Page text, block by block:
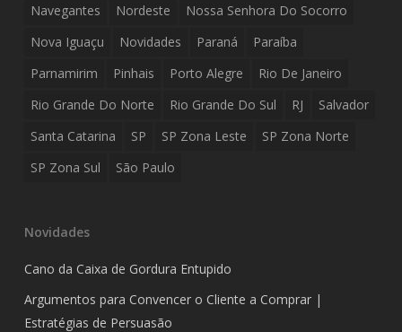
Navegantes
Nordeste
Nossa Senhora Do Socorro
Nova Iguaçu
Novidades Paraná
Paraíba
Parnamirim
Pinhais Porto Alegre
Rio De Janeiro
Rio Grande Do Norte
Rio Grande Do Sul RJ
Salvador
Santa Catarina
SP SP Zona Leste
SP Zona Norte
SP Zona Sul
São Paulo
Novidades
Cano da Caixa de Gordura Entupido
Argumentos para Convencer o Cliente a Comprar |
Estratégias de Persuasão